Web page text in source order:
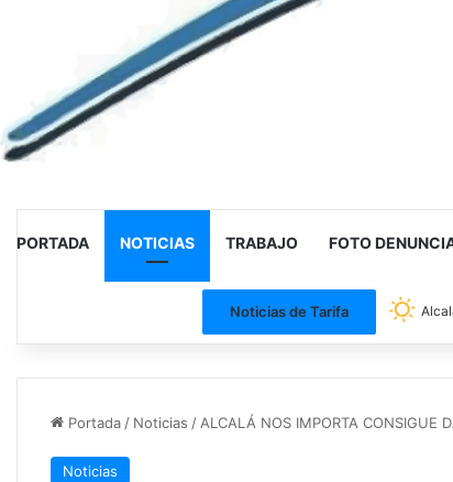
PORTADA NOTICIAS TRABAJO FOTO
Noticias de Tarifa
Portada/ Noticias /ALCALÁ NOS IMPORTA CONSIGUE
Noticias